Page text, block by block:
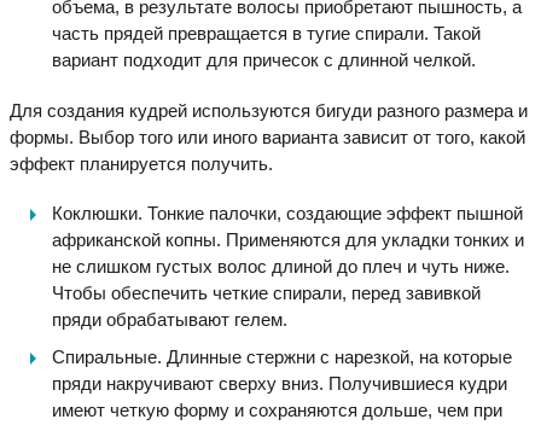
объема, в результате волосы приобретают пышность, а
часть прядей превращается в тугие спирали. Такой
вариант подходит для причесок с длинной челкой.
Для создания кудрей используются бигуди разного размера и
формы. Выбор того или иного варианта зависит от того, какой
эффект планируется получить.
Коклюшки. Тонкие палочки, создающие эффект пышной
африканской копны. Применяются для укладки тонких и
не слишком густых волос длиной до плеч и чуть ниже.
Чтобы обеспечить четкие спирали, перед завивкой
пряди обрабатывают гелем.
Спиральные. Длинные стержни с нарезкой, на которые
пряди накручивают сверху вниз. Получившиеся кудри
имеют четкую форму и сохраняются дольше, чем при